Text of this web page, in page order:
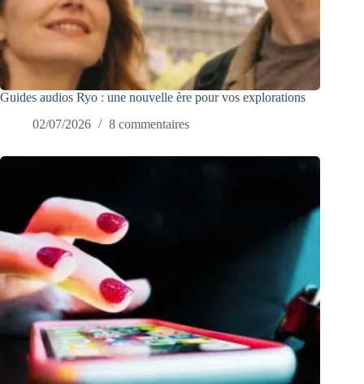
Guides audios Ryo : une nouvelle ère pour vos explorations
02/07/2026
8 commentaires